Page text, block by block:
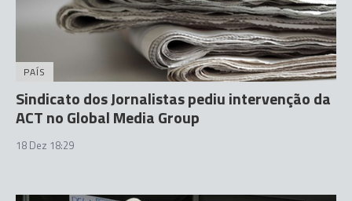
PAÍS
Sindicato dos Jornalistas pediu intervenção da
ACT no Global Media Group
18 Dez 18:29